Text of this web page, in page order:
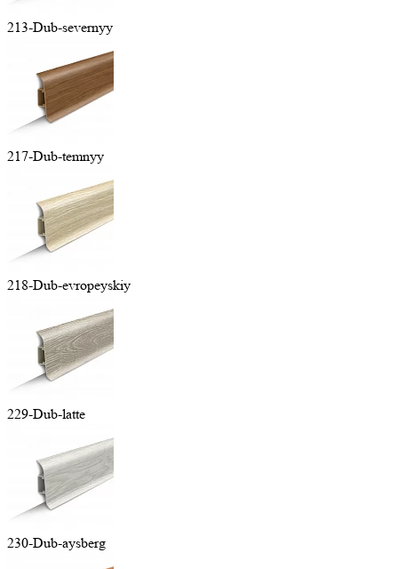
213-Dub-severnyy
217-Dub-temnyy
218-Dub-evropeyskiy
229-Dub-latte
230-Dub-aysberg